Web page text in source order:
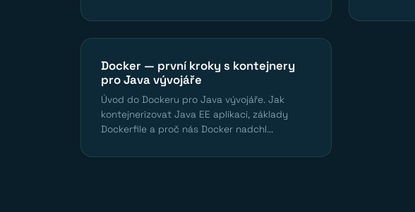
Docker — první kroky s kontejnery
pro Java vývojáře
Úvod do Dockeru pro Java vývojáře. Jak
kontejnerizovat Java EE aplikaci, základy
Dockerfile a proč nás Docker nadchl...